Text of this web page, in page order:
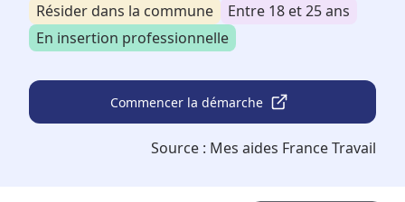
Résider dans la commune
Entre 18 et 25 ans
En insertion professionnelle
Commencer la démarche
Source : Mes aides France Travail